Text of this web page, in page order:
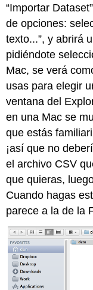
“Importar
de opciones:
texto...”, y abrirá
pidiéndote
Mac, se verá
usas para elegir
ventana del
en una Mac se
que estás
¡así que no
el archivo CSV
que quieras,
Cuando hagas
parece a la de la